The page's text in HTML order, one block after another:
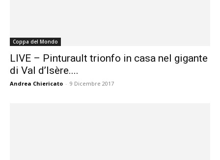
Coppa del Mondo
LIVE – Pinturault trionfo in casa nel gigante
di Val d’Isère....
Andrea Chiericato - 9 Dicembre 2017